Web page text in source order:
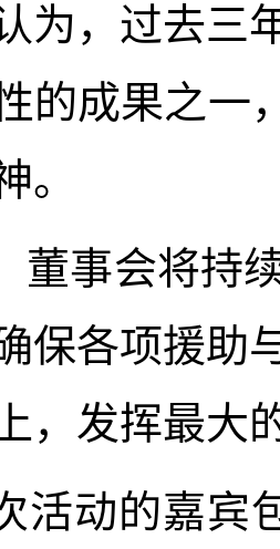
为，过去三
的成果之一
。
董事会将持
保各项援助
，发挥最大
活动的嘉宾